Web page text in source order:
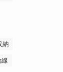
納
線